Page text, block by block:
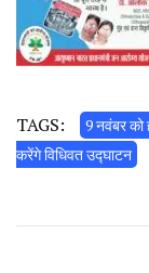
TAGS:
9 नवंबर को
करेंगे विधिवत उद्घाटन